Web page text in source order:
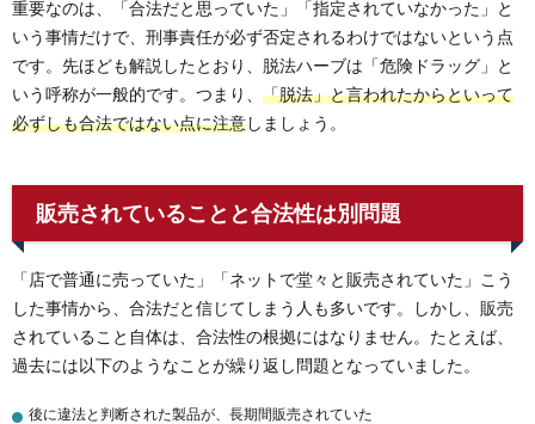
重要なのは、「合法だと思っていた」「指定されていなかった」と
いう事情だけで、刑事責任が必ず否定されるわけではないという点
です。先ほども解説したとおり、脱法ハーブは「危険ドラッグ」と
いう呼称が一般的です。つまり、 「脱法」と言われたからといって
必ずしも合法ではない点に注意しましょう。
販売されていることと合法性は別問題
「店で普通に売っていた」「ネットで堂々と販売されていた」こう
した事情から、合法だと信じてしまう人も多いです。しかし、販売
されていること自体は、合法性の根拠にはなりません。たとえば、
過去には以下のようなことが繰り返し問題となっていました。
後に違法と判断された製品が、長期間販売されていた